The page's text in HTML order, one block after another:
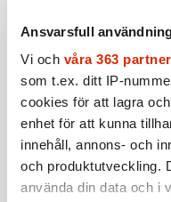
Ansvarsfull
Vi och våra 363
som t.ex. ditt IP-
cookies för att lagra
enhet för att kunna
innehåll, annons- och
och produktutveckling.
använda din data och i
av stegrande
förstås oljekriserna
till prischocker,
ekonomisk kris.
industrikriserna
vad svåra